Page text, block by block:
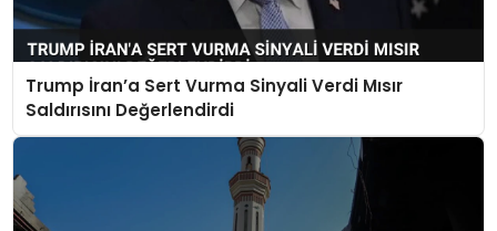
Trump İran’a Sert Vurma Sinyali Verdi Mısır
Saldırısını Değerlendirdi